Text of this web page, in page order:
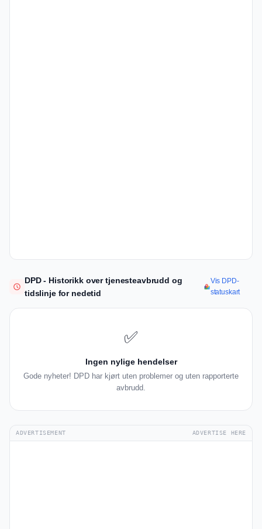
DPD - Historikk over tjenesteavbrudd og
tidslinje for nedetid
Vis DPD-
statuskart
✅
Ingen nylige hendelser
Gode nyheter! DPD har kjørt uten problemer og uten rapporterte
avbrudd.
ADVERTISEMENT ADVERTISE HERE